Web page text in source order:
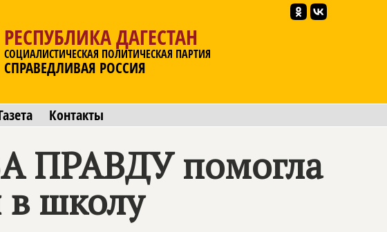
РЕСПУБЛИКА ДАГЕСТАН
СОЦИАЛИСТИЧЕСКАЯ ПОЛИТИЧЕСКАЯ ПАРТИЯ
СПРАВЕДЛИВАЯ РОССИЯ
Контакты
ПРАВДУпомогла
в школу